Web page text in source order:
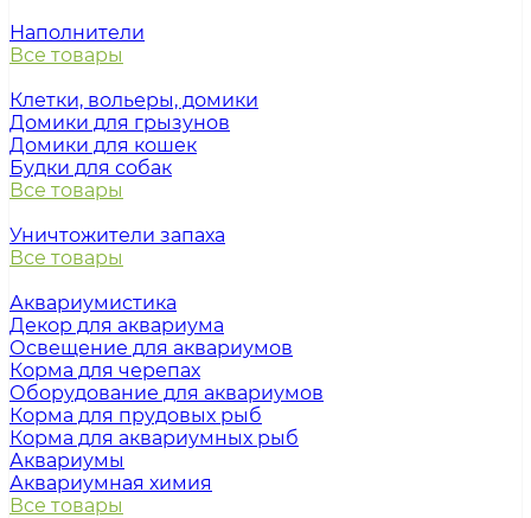
Наполнители
Все товары
Клетки, вольеры, домики
Домики для грызунов
Домики для кошек
Будки для собак
Все товары
Уничтожители запаха
Все товары
Аквариумистика
Декор для аквариума
Освещение для аквариумов
Корма для черепах
Оборудование для аквариумов
Корма для прудовых рыб
Корма для аквариумных рыб
Аквариумы
Аквариумная химия
Все товары